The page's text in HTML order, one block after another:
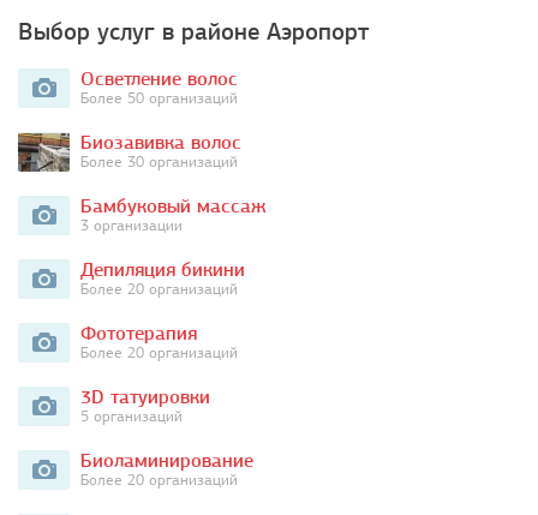
Выбор услуг в районе Аэропорт
Осветление волос
Более 50 организаций
Биозавивка волос
Более 30 организаций
Бамбуковый массаж
3 организации
Депиляция бикини
Более 20 организаций
Фототерапия
Более 20 организаций
3D татуировки
5 организаций
Биоламинирование
Более 20 организаций